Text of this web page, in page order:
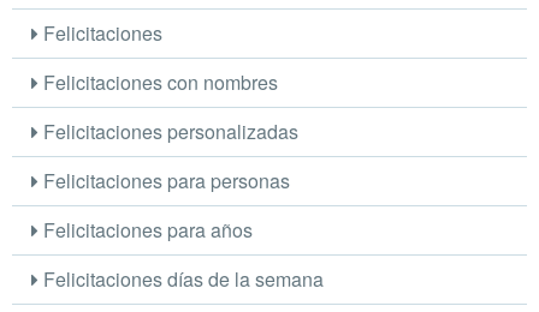
Felicitaciones
Felicitaciones con nombres
Felicitaciones personalizadas
Felicitaciones para personas
Felicitaciones para años
Felicitaciones días de la semana